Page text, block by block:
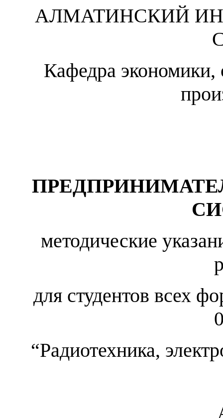
АЛМАТИНСКИЙ
Кафедра экономики,
методические
для студентов всех
“Радиотехника,